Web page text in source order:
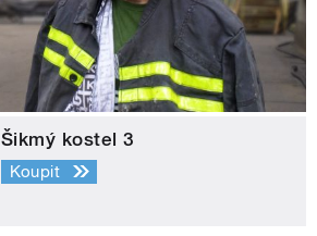
Šikmý kostel 3
Koupit